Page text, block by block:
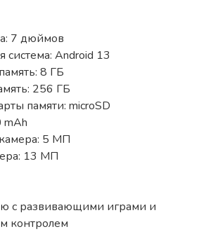
7 дюймов
система: Android 13
8 ГБ
256 ГБ
памяти: microSD
mAh
5 МП
13 МП
с развивающими играми и
контролем